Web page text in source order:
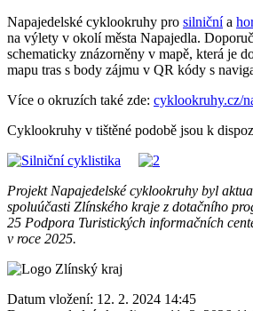
Napajedelské cyklookruhy pro silničnía
na výlety v okolí města Napajedla.
schematicky znázorněny v mapě, která je
mapu tras s body zájmu v QR kódy s
Více o okruzích také zde: cyklookruhy.cz/
Cyklookruhy v tištěné podobě jsou k
Projekt Napajedelské cyklookruhy byl
spoluúčasti Zlínského kraje z dotačního
25 Podpora Turistických informačních
v roce 2025.
Datum vložení: 12. 2. 2024 14:45